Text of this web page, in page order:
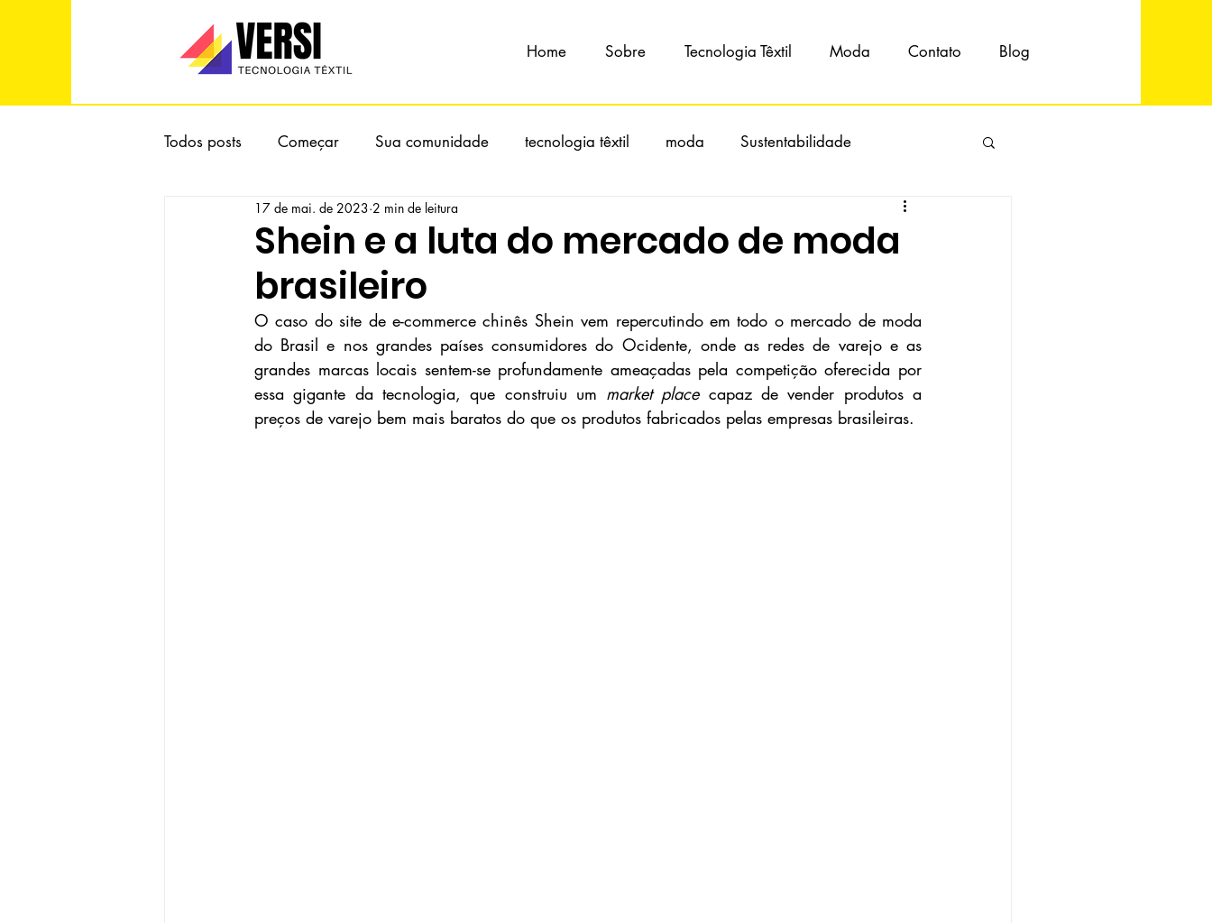
Home Sobre Tecnologia Têxtil Moda Contato Blog
Todos posts Começar Sua comunidade tecnologia têxtil moda Sustentabilidade
Shein e a luta do mercado de moda
brasileiro
17 de mai. de 2023 2 min de leitura
O caso do site de e-commerce chinês Shein vem repercutindo em todo o mercado de moda
do Brasil e nos grandes países consumidores do Ocidente, onde as redes de varejo e as
grandes marcas locais sentem-se profundamente ameaçadas pela competição oferecida por
essa gigante da tecnologia, que construiu um market place capaz de vender produtos a
preços de varejo bem mais baratos do que os produtos fabricados pelas empresas brasileiras.